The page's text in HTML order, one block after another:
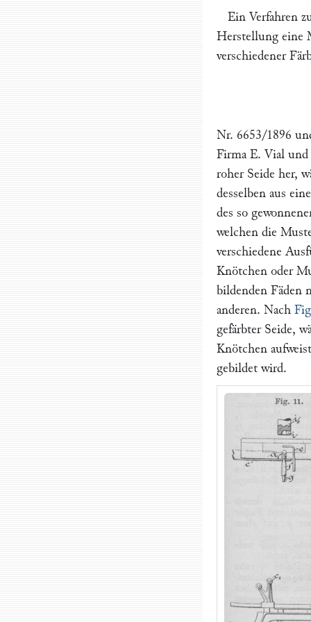
Ein Verfahren
Herstellung eine
verschiedener
Nr. 6653/1896
Firma E. Vial und
roher Seide her,
desselben aus
des so
welchen die
verschiedene
Knötchen oder
bildenden Fäden
anderen. Nach
gefärbter Seide,
Knötchen
gebildet wird.